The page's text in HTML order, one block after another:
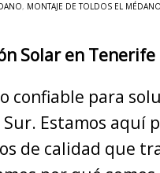
, MONTAJE DE TOLDOS EL MÉDANO
Solar en Tenerife
confiable para
Estamos aquí
de calidad que